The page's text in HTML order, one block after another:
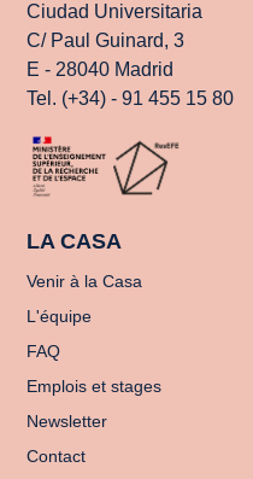
Ciudad Universitaria
C/ Paul Guinard, 3
E - 28040 Madrid
Tel. (+34) - 91 455 15 80
LA CASA
Venir à la Casa
L'équipe
FAQ
Emplois et stages
Newsletter
Contact